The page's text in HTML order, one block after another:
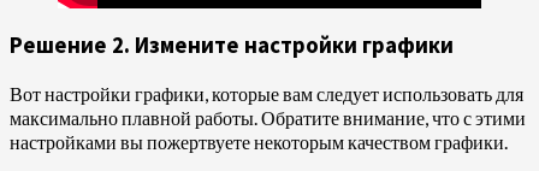
Решение 2. Измените настройки графики
Вот настройки графики, которые вам следует использовать для
максимально плавной работы. Обратите внимание, что с этими
настройками вы пожертвуете некоторым качеством графики.